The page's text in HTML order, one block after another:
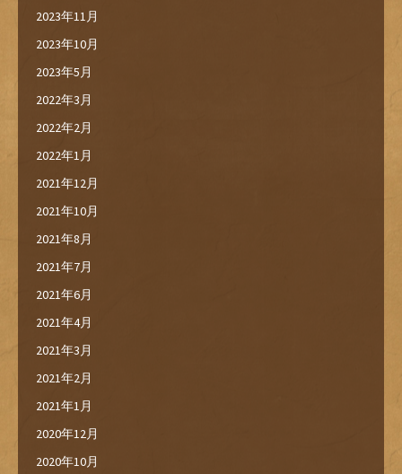
2023年11月
2023年10月
2023年5月
2022年3月
2022年2月
2022年1月
2021年12月
2021年10月
2021年8月
2021年7月
2021年6月
2021年4月
2021年3月
2021年2月
2021年1月
2020年12月
2020年10月